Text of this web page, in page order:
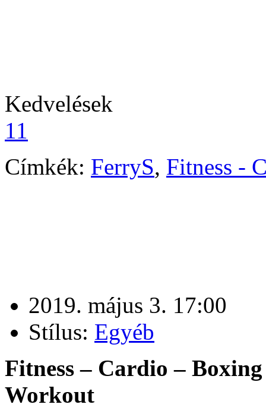
Kedvelések
11
Címkék: FerryS, Fitness -
2019. május 3. 17:00
Stílus: Egyéb
Fitness – Cardio –
Workout